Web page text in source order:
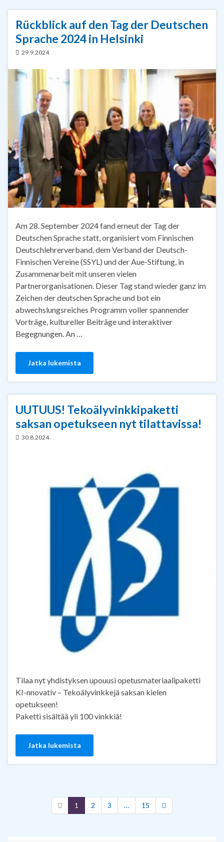
Rückblick auf den Tag der Deutschen
Sprache 2024 in Helsinki
29.9.2024
Am 28. September 2024 fand erneut der Tag der
Deutschen Sprache statt, organisiert vom Finnischen
Deutschlehrerverband, dem Verband der Deutsch-
Finnischen Vereine (SSYL) und der Aue-Stiftung, in
Zusammenarbeit mit unseren vielen
Partnerorganisationen. Dieser Tag stand wieder ganz im
Zeichen der deutschen Sprache und bot ein
abwechslungsreiches Programm voller spannender
Vorträge, kultureller Beiträge und interaktiver
Begegnungen. An …
Jatka lukemista
UUTUUS! Tekoälyvinkkipaketti
saksan opetukseen nyt tilattavissa!
30.8.2024
Tilaa nyt yhdistyksen upouusi opetusmateriaalipaketti
KI-nnovativ – Tekoälyvinkkejä saksan kielen
opetukseen!
Paketti sisältää yli 100 vinkkiä!
Jatka lukemista
1 2 3 … 15